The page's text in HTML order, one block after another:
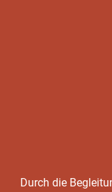
Durch die